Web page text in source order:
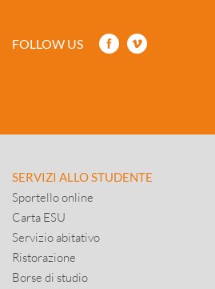
FOLLOW US
SERVIZI ALLO STUDENTE
Sportello online
Carta ESU
Servizio abitativo
Ristorazione
Borse di studio